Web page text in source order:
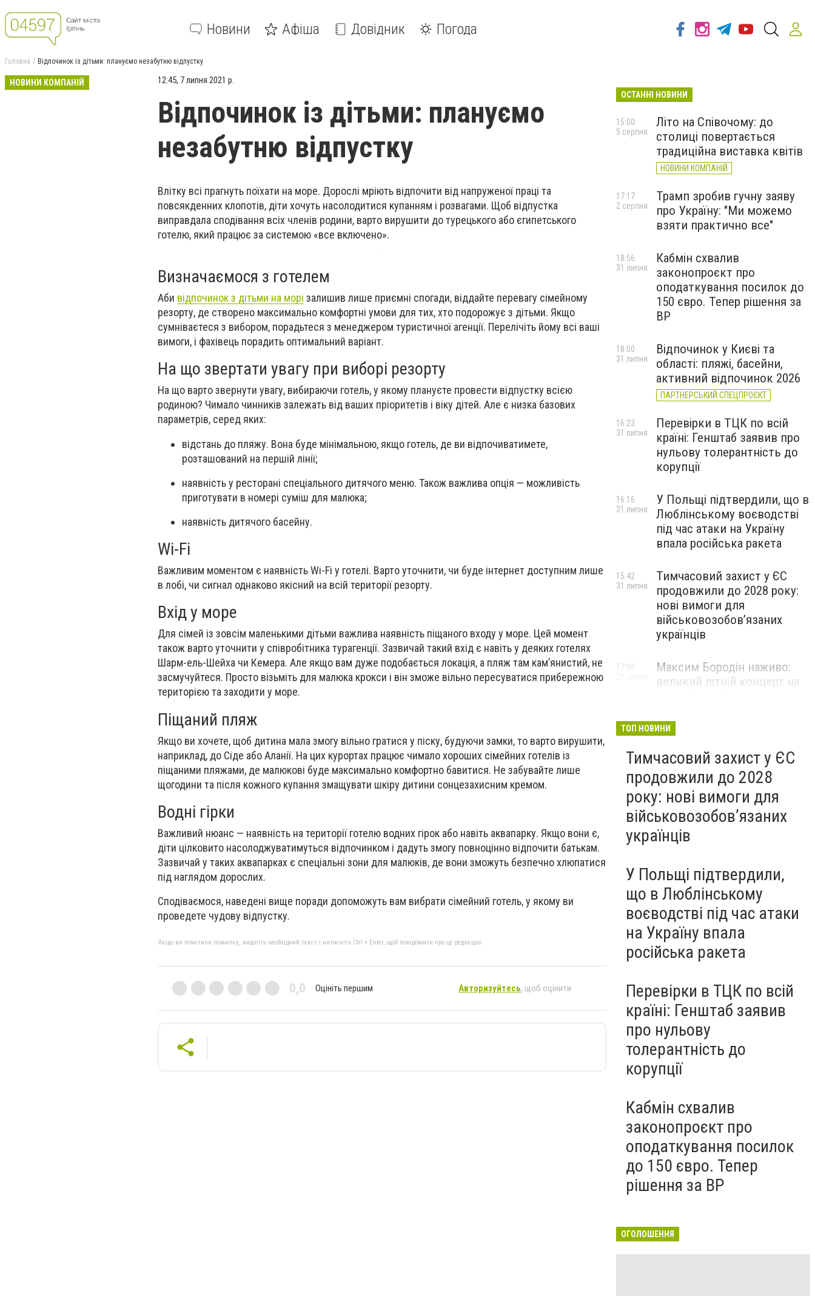
Новини Афіша Довідник Погода
Головна Відпочинок із дітьми: плануємо незабутню відпустку
НОВИНИ КОМПАНІЙ 12:45, 7 липня 2021 р.
Відпочинок із дітьми: плануємо
незабутню відпустку
Влітку всі прагнуть поїхати на море. Дорослі мріють відпочити від напруженої праці та
повсякденних клопотів, діти хочуть насолодитися купанням і розвагами. Щоб відпустка
виправдала сподівання всіх членів родини, варто вирушити до турецького або єгипетського
готелю, який працює за системою «все включено».
Визначаємося з готелем
Аби відпочинок з дітьми на морі залишив лише приємні спогади, віддайте перевагу сімейному
резорту, де створено максимально комфортні умови для тих, хто подорожує з дітьми. Якщо
сумніваєтеся з вибором, порадьтеся з менеджером туристичної агенції. Перелічіть йому всі ваші
вимоги, і фахівець порадить оптимальний варіант.
На що звертати увагу при виборі резорту
На що варто звернути увагу, вибираючи готель, у якому плануєте провести відпустку всією
родиною? Чимало чинників залежать від ваших пріоритетів і віку дітей. Але є низка базових
параметрів, серед яких:
відстань до пляжу. Вона буде мінімальною, якщо готель, де ви відпочиватимете,
розташований на першій лінії;
наявність у ресторані спеціального дитячого меню. Також важлива опція — можливість
приготувати в номері суміш для малюка;
наявність дитячого басейну.
Wi-Fi
Важливим моментом є наявність Wi-Fi у готелі. Варто уточнити, чи буде інтернет доступним лише
в лобі, чи сигнал однаково якісний на всій території резорту.
Вхід у море
Для сімей із зовсім маленькими дітьми важлива наявність піщаного входу у море. Цей момент
також варто уточнити у співробітника турагенції. Зазвичай такий вхід є навіть у деяких готелях
Шарм-ель-Шейха чи Кемера. Але якщо вам дуже подобається локація, а пляж там кам’янистий, не
засмучуйтеся. Просто візьміть для малюка крокси і він зможе вільно пересуватися прибережною
територією та заходити у море.
Піщаний пляж
Якщо ви хочете, щоб дитина мала змогу вільно гратися у піску, будуючи замки, то варто вирушити,
наприклад, до Сіде або Аланії. На цих курортах працює чимало хороших сімейних готелів із
піщаними пляжами, де малюкові буде максимально комфортно бавитися. Не забувайте лише
щогодини та після кожного купання змащувати шкіру дитини сонцезахисним кремом.
Водні гірки
Важливий нюанс — наявність на території готелю водних гірок або навіть аквапарку. Якщо вони є,
діти цілковито насолоджуватимуться відпочинком і дадуть змогу повноцінно відпочити батькам.
Зазвичай у таких аквапарках є спеціальні зони для малюків, де вони зможуть безпечно хлюпатися
під наглядом дорослих.
Сподіваємося, наведені вище поради допоможуть вам вибрати сімейний готель, у якому ви
проведете чудову відпустку.
Якщо ви помітили помилку, виділіть необхідний текст і натисніть Ctrl + Enter, щоб повідомити про це редакцію
0,0 Оцініть першим Авторизуйтесь, щоб оцінити
ОСТАННІ НОВИНИ
Літо на Співочому: до
столиці повертається
традиційна виставка квітів
НОВИНИ КОМПАНІЙ
15:00
5 серпня
Трамп зробив гучну заяву
про Україну: "Ми можемо
взяти практично все"
17:17
2 серпня
Кабмін схвалив
законопроєкт про
оподаткування посилок до
150 євро. Тепер рішення за
ВР
18:56
31 липня
Відпочинок у Києві та
області: пляжі, басейни,
активний відпочинок 2026
ПАРТНЕРСЬКИЙ СПЕЦПРОЄКТ
18:00
31 липня
Перевірки в ТЦК по всій
країні: Генштаб заявив про
нульову толерантність до
корупції
16:23
31 липня
У Польщі підтвердили, що в
Люблінському воєводстві
під час атаки на Україну
впала російська ракета
16:16
31 липня
Тимчасовий захист у ЄС
продовжили до 2028 року:
нові вимоги для
військовозобов’язаних
українців
15:42
31 липня
Максим Бородін наживо:
великий літній концерт на
17:00
ТОП НОВИНИ
Тимчасовий захист у ЄС
продовжили до 2028
року: нові вимоги для
військовозобов’язаних
українців
У Польщі підтвердили,
що в Люблінському
воєводстві під час атаки
на Україну впала
російська ракета
Перевірки в ТЦК по всій
країні: Генштаб заявив
про нульову
толерантність до
корупції
Кабмін схвалив
законопроєкт про
оподаткування посилок
до 150 євро. Тепер
рішення за ВР
ОГОЛОШЕННЯ